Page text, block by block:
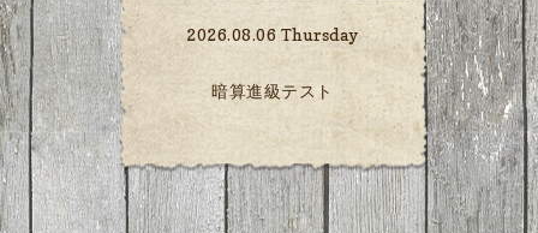
2026.08.06 Thursday
暗算進級テスト